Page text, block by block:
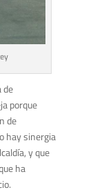
de
porque
de
hay sinergia
y que
ha